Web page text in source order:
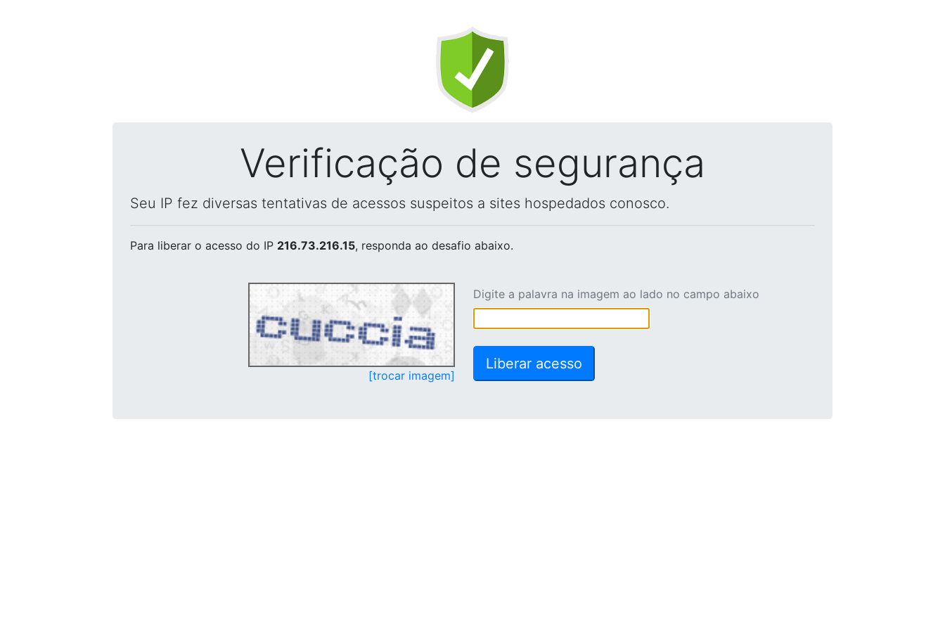
Verificação de segurança
Seu IP fez diversas tentativas de acessos suspeitos a sites hospedados conosco.
Para liberar o acesso do IP 216.73.216.15, responda ao desafio abaixo.
[trocar imagem]
Digite a palavra na imagem ao lado no campo abaixo